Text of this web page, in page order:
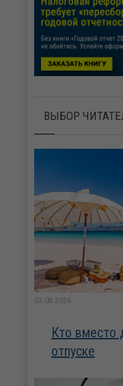
ВЫБОР
03.08.2026
Кто вместо
отпуске